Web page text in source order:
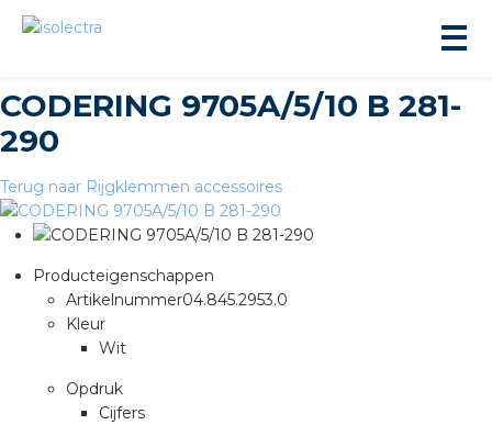
CODERING 9705A/5/10 B 281-
290
Terug naar Rijgklemmen accessoires
Producteigenschappen
Artikelnummer04.845.2953.0
Kleur
Wit
Opdruk
Cijfers